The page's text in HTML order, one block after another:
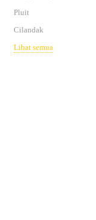
Pluit
Cilandak
Lihat semua